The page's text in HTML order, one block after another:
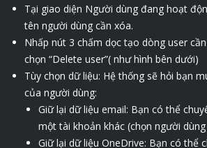
Tại giao diện Người dùng đang hoạt
tên người dùng cần xóa.
Nhấp nút 3 chấm dọc tạo dòng user
chọn “Delete user”( như hình bên dưới)
Tùy chọn dữ liệu: Hệ thống sẽ hỏi bạn
của người dùng:
Giữ lại dữ liệu email: Bạn có thể
một tài khoản khác (chọn người dùng
Giữ lại dữ liệu OneDrive: Bạn có thể